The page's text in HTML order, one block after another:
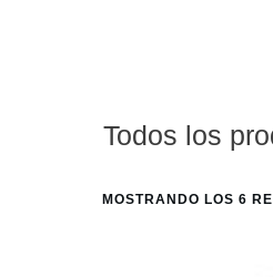
Todos los
MOSTRANDO LOS 6